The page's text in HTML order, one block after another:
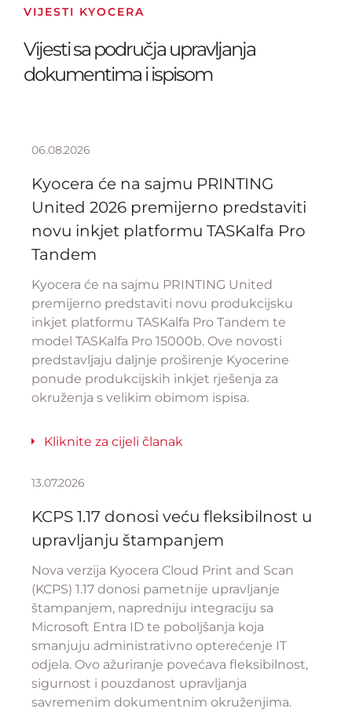
VIJESTI KYOCERA
Vijesti sa područja upravljanja
dokumentima i ispisom
06.08.2026
Kyocera će na sajmu PRINTING
United 2026 premijerno predstaviti
novu inkjet platformu TASKalfa Pro
Tandem
Kyocera će na sajmu PRINTING United
premijerno predstaviti novu produkcijsku
inkjet platformu TASKalfa Pro Tandem te
model TASKalfa Pro 15000b. Ove novosti
predstavljaju daljnje proširenje Kyocerine
ponude produkcijskih inkjet rješenja za
okruženja s velikim obimom ispisa.
Kliknite za cijeli članak
13.07.2026
KCPS 1.17 donosi veću fleksibilnost u
upravljanju štampanjem
Nova verzija Kyocera Cloud Print and Scan
(KCPS) 1.17 donosi pametnije upravljanje
štampanjem, napredniju integraciju sa
Microsoft Entra ID te poboljšanja koja
smanjuju administrativno opterećenje IT
odjela. Ovo ažuriranje povećava fleksibilnost,
sigurnost i pouzdanost upravljanja
savremenim dokumentnim okruženjima.